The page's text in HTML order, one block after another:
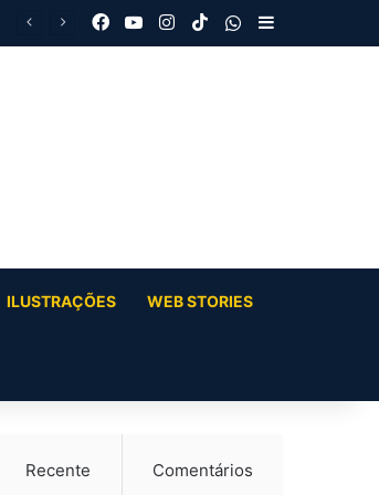
Facebook
YouTubeInstagram
TikTokWhatsApp
Barra Lateral
ILUSTRAÇÕES WEB STORIES
Recente Comentários